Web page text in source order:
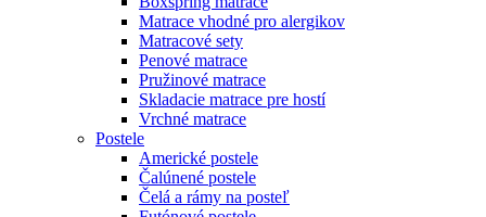
Matrace vhodné pro alergikov
Matracové sety
Penové matrace
Pružinové matrace
Skladacie matrace pre hostí
Vrchné matrace
Postele
Americké postele
Čalúnené postele
Čelá a rámy na posteľ